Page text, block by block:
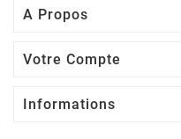
A Propos
Votre Compte
Informations